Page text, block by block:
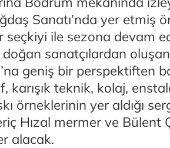
Sanatı’nda yer etmiş
seçkiyi ile sezona devam
doğan sanatçılardan
geniş bir perspektiften
karışık teknik, kolaj,
örneklerinin yer aldığı
Hızal mermer ve Bülent
alacak.